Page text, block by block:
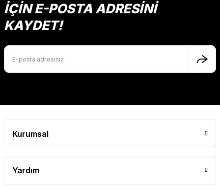
İÇİN E-POSTA ADRESİNİ
KAYDET!
Kurumsal
Yardım